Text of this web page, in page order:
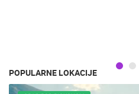
POPULARNE LOKACIJE